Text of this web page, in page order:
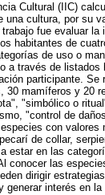
Cultural (IIC)
una cultura, por su
fue evaluar
habitantes de
de uso o
a través de
participante.
30 mamíferos y 20
"simbólico o
"control de
con valores
de collar,
estar en las
conocer las
dirigir
generar interés en la